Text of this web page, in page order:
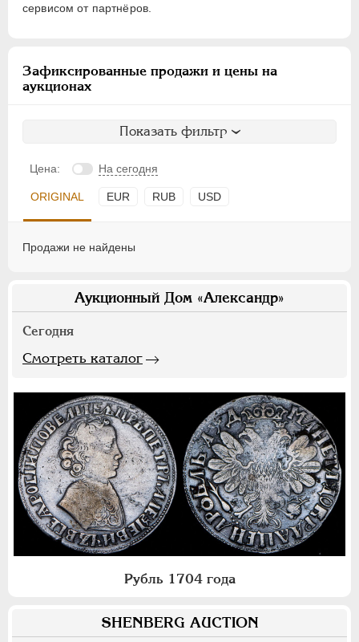
сервисом от партнёров.
Зафиксированные продажи и цены на
аукционах
Показать фильтр
Цена: На сегодня
ORIGINAL EUR RUB USD
Продажи не найдены
Аукционный Дом «Александр»
Сегодня
Смотреть каталог
Рубль 1704 года
SHENBERG AUCTION